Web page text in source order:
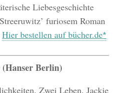
Liebesgeschichte
furiosem Roman
Hier bestellen auf bücher.de
Berlin)
Zwei Leben. Jackie